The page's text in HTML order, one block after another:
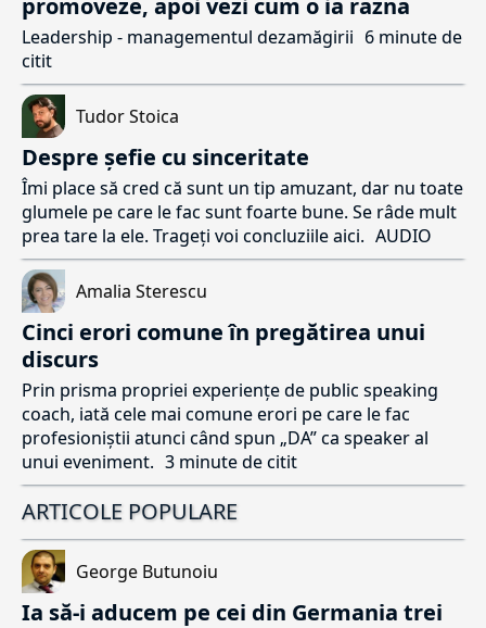
promoveze, apoi vezi cum o ia razna
Leadership - managementul dezamăgirii 6 minute de
citit
Tudor Stoica
Despre șefie cu sinceritate
Îmi place să cred că sunt un tip amuzant, dar nu toate
glumele pe care le fac sunt foarte bune. Se râde mult
prea tare la ele. Trageți voi concluziile aici. AUDIO
Amalia Sterescu
Cinci erori comune în pregătirea unui
discurs
Prin prisma propriei experiențe de public speaking
coach, iată cele mai comune erori pe care le fac
profesioniștii atunci când spun „DA” ca speaker al
unui eveniment. 3 minute de citit
ARTICOLE POPULARE
George Butunoiu
Ia să-i aducem pe cei din Germania trei